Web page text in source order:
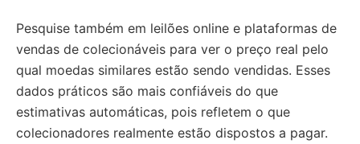
Pesquise também em leilões online e plataformas de
vendas de colecionáveis para ver o preço real pelo
qual moedas similares estão sendo vendidas. Esses
dados práticos são mais confiáveis do que
estimativas automáticas, pois refletem o que
colecionadores realmente estão dispostos a pagar.